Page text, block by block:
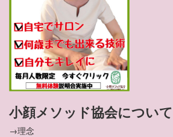
小顔メソッド協会について
→理念